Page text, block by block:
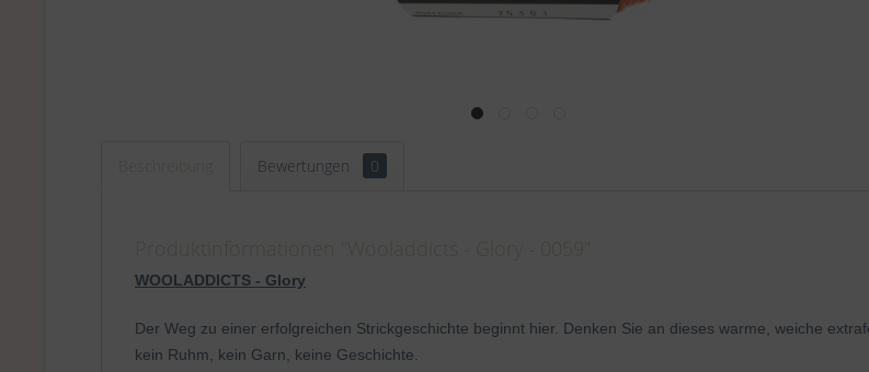
Bewertungen 0
WOOLADDICTS - Glory
Der Weg zu einer erfolgreichen Strickgeschichte beginnt hier. Denken Sie an dieses warme, weiche
kein Ruhm, kein Garn, keine Geschichte.